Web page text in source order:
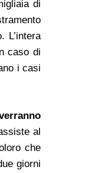
di
L’intera
caso di
i casi
al
che
giorni